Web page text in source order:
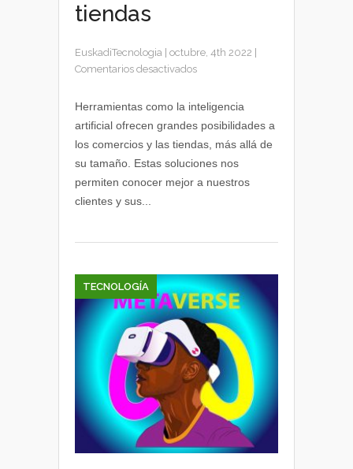
tiendas
EuskadiTecnologia octubre, 4th 2022
Comentarios desactivadosen
para
pequeño-
gran
comercio
y
Herramientas como la inteligencia
artificial ofrecen grandes posibilidades a
los comercios y las tiendas, más allá de
su tamaño. Estas soluciones nos
permiten conocer mejor a nuestros
clientes y sus...
TECNOLOGÍA